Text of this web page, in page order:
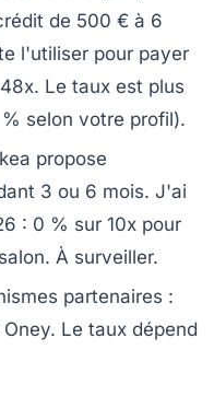
de 500 € à 6
l'utiliser pour payer
Le taux est plus
selon votre profil).
propose
3 ou 6 mois. J'ai
: 0 % sur 10x pour
À surveiller.
partenaires :
Le taux dépend